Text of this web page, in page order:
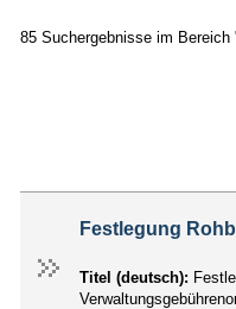
85 Suchergebnisse im Bereich
Festlegung
Titel (deutsch):